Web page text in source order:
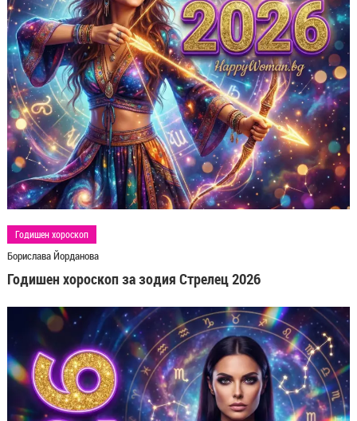
Годишен хороскоп
Борислава Йорданова
Годишен хороскоп за зодия Стрелец 2026